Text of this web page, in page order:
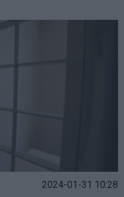
2024-01-31 10:28